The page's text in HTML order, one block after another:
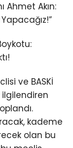
Ahmet Akın:
ve BASKİ
ilgilendiren
kademe
olan bu